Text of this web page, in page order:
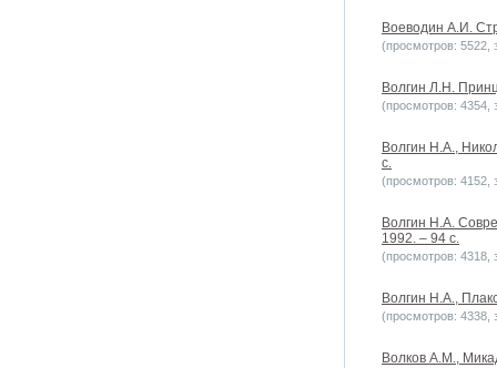
Воеводин А.И.
(просмотров: 5522,
Волгин Л.Н.
(просмотров: 4354,
Волгин Н.А.,
с.
(просмотров: 4152,
Волгин Н.А.
1992. – 94 с.
(просмотров: 4318,
Волгин Н.А.,
(просмотров: 4338,
Волков А.М.,